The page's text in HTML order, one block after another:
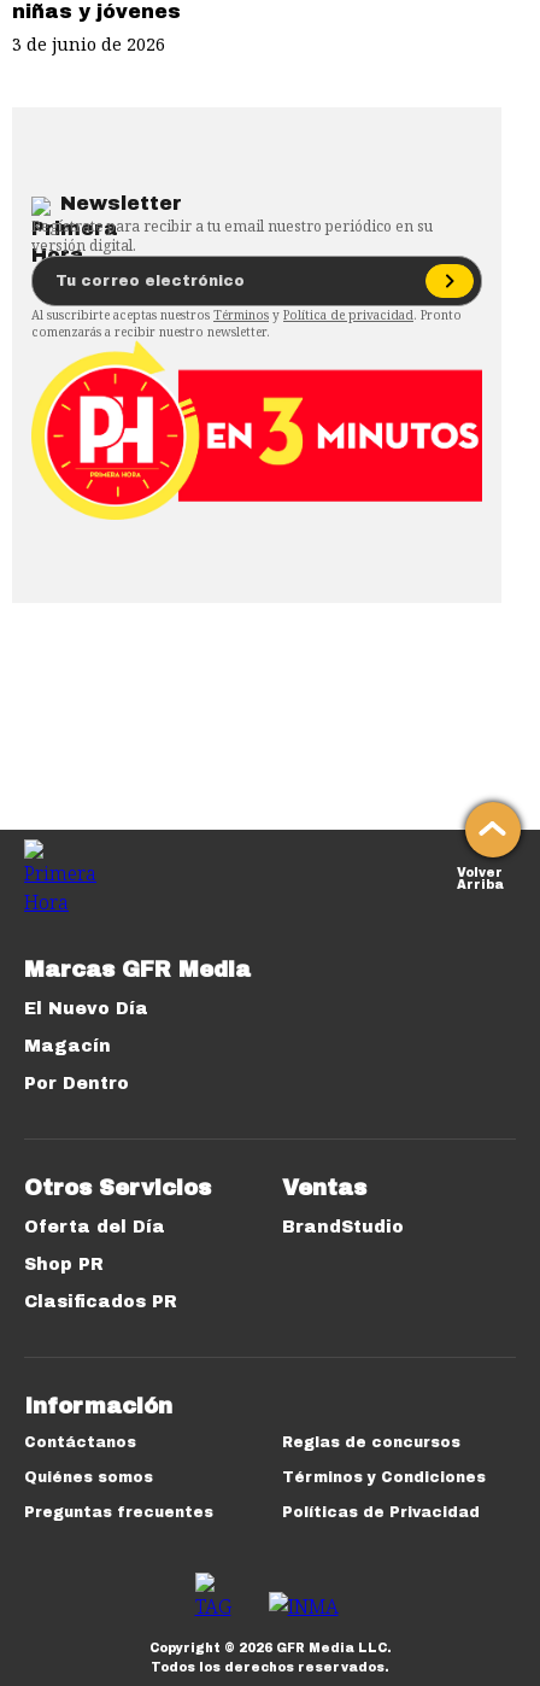
niñas y jóvenes
3 de junio de 2026
Newsletter
Regístrate para recibir a tu email nuestro periódico en su
versión digital.
Al suscribirte aceptas nuestros Términos y Política de privacidad. Pronto
comenzarás a recibir nuestro newsletter.
Volver
Arriba
Marcas GFR Media
El Nuevo Día
Magacín
Por Dentro
Otros Servicios
Oferta del Día
Shop PR
Clasificados PR
Ventas
BrandStudio
Información
Contáctanos
Quiénes somos
Preguntas frecuentes
Reglas de concursos
Términos y Condiciones
Políticas de Privacidad
Copyright © 2026GFR Media LLC.
Todos los derechos reservados.